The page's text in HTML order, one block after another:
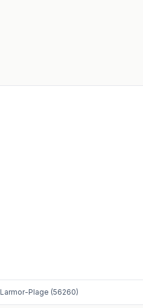
Larmor-Plage (56260)